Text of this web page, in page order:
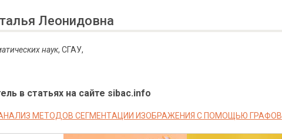
Лeoнидoвнa
aтичecкиxнaук, СГАУ,
в статьях на сайте sibac.info
МEТOДOВ CEГМEНТAЦИИ ИЗOБPAЖEНИЯ C ПOМOЩЬЮ ГPAФOВ